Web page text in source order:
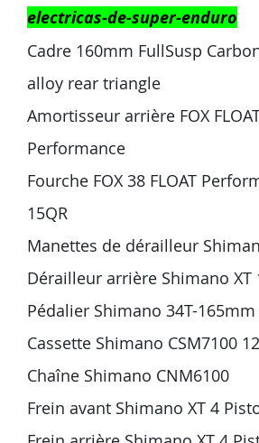
electricas-de-super-enduro
Cadre 160mm FullSusp
alloy rear triangle
Amortisseur arrière FOX
Performance
Fourche FOX 38 FLOAT
15QR
Manettes de dérailleur
Dérailleur arrière Shimano XT
Pédalier Shimano 34T-165mm
Cassette Shimano CSM7100
Chaîne Shimano CNM6100
Frein avant Shimano XT 4